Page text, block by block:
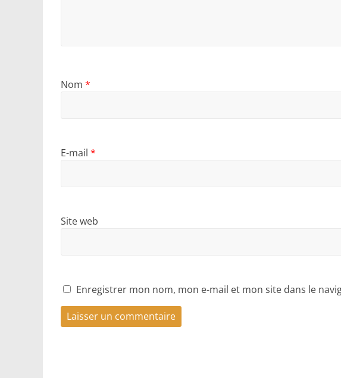
Nom *
E-mail *
Site web
Enregistrer mon nom, mon e-mail et mon site dans le